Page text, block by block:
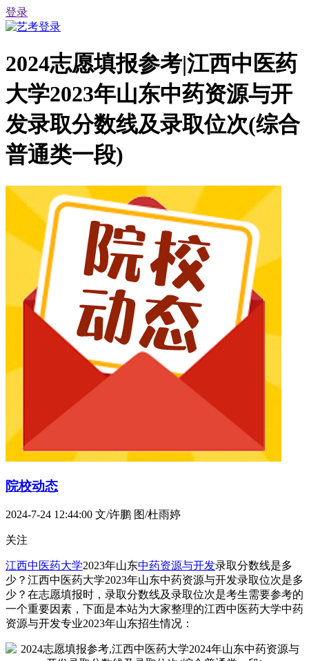
登录
2024志愿填报参考|江西中医药
大学2023年山东中药资源与开
发录取分数线及录取位次(综合
普通类一段)
院校动态
2024-7-24 12:44:00 文/许鹏 图/杜雨婷
关注
江西中医药大学2023年山东中药资源与开发录取分数线是多
少？江西中医药大学2023年山东中药资源与开发录取位次是多
少？在志愿填报时，录取分数线及录取位次是考生需要参考的
一个重要因素，下面是本站为大家整理的江西中医药大学中药
资源与开发专业2023年山东招生情况：